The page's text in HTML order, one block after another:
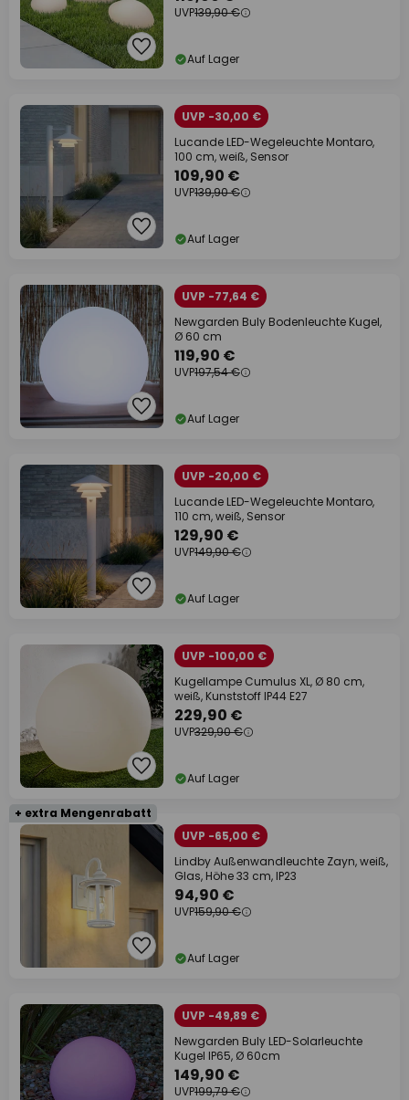
UVP139,90 €
Auf Lager
UVP -30,00 €
Lucande LED-Wegeleuchte Montaro,
100 cm, weiß, Sensor
109,90 €
UVP139,90 €
Auf Lager
UVP -77,64 €
Newgarden Buly Bodenleuchte Kugel,
Ø 60 cm
119,90 €
UVP197,54 €
Auf Lager
UVP -20,00 €
Lucande LED-Wegeleuchte Montaro,
110 cm, weiß, Sensor
129,90 €
UVP149,90 €
Auf Lager
UVP -100,00 €
Kugellampe Cumulus XL, Ø 80 cm,
weiß, Kunststoff IP44 E27
229,90 €
UVP329,90 €
Auf Lager
+ extra Mengenrabatt
UVP -65,00 €
Lindby Außenwandleuchte Zayn, weiß,
Glas, Höhe 33 cm, IP23
94,90 €
UVP159,90 €
Auf Lager
UVP -49,89 €
Newgarden Buly LED-Solarleuchte
Kugel IP65, Ø 60cm
149,90 €
UVP199,79 €